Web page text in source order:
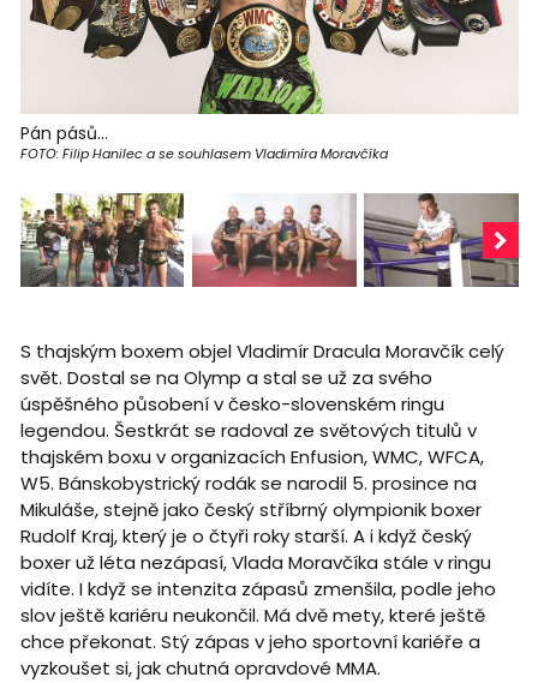
Pán pásů...
FOTO: Filip Hanilec a se souhlasem Vladimíra Moravčíka
S thajským boxem objel Vladimír Dracula Moravčík celý
svět. Dostal se na Olymp a stal se už za svého
úspěšného působení v česko-slovenském ringu
legendou. Šestkrát se radoval ze světových titulů v
thajském boxu v organizacích Enfusion, WMC, WFCA,
W5. Bánskobystrický rodák se narodil 5. prosince na
Mikuláše, stejně jako český stříbrný olympionik boxer
Rudolf Kraj, který je o čtyři roky starší. A i když český
boxer už léta nezápasí, Vlada Moravčíka stále v ringu
vidíte. I když se intenzita zápasů zmenšila, podle jeho
slov ještě kariéru neukončil. Má dvě mety, které ještě
chce překonat. Stý zápas v jeho sportovní kariéře a
vyzkoušet si, jak chutná opravdové MMA.